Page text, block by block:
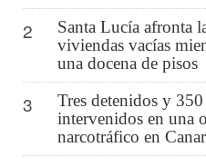
2
Santa Lucía afronta
viviendas vacías
una docena de pisos
3
Tres detenidos y
intervenidos en una
narcotráfico en